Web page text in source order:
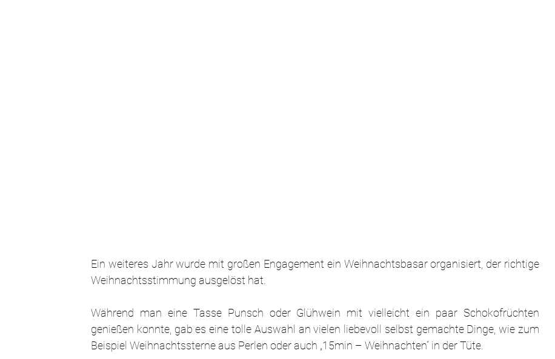
Ein weiteres Jahr wurde mit großen Engagement ein Weihnachtsbasar organisiert, der richtige
Weihnachtsstimmung ausgelöst hat.
Während man eine Tasse Punsch oder Glühwein mit vielleicht ein paar Schokofrüchten
genießen konnte, gab es eine tolle Auswahl an vielen liebevoll selbst gemachte Dinge, wie zum
Beispiel Weihnachtssterne aus Perlen oder auch „15min – Weihnachten“ in der Tüte.